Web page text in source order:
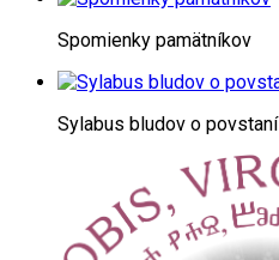
Spomienky pamätníkov
Sylabus bludov o povstaní